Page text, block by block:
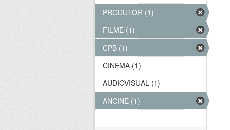
PRODUTOR (1)
FILME (1)
CPB (1)
CINEMA (1)
AUDIOVISUAL (1)
ANCINE (1)